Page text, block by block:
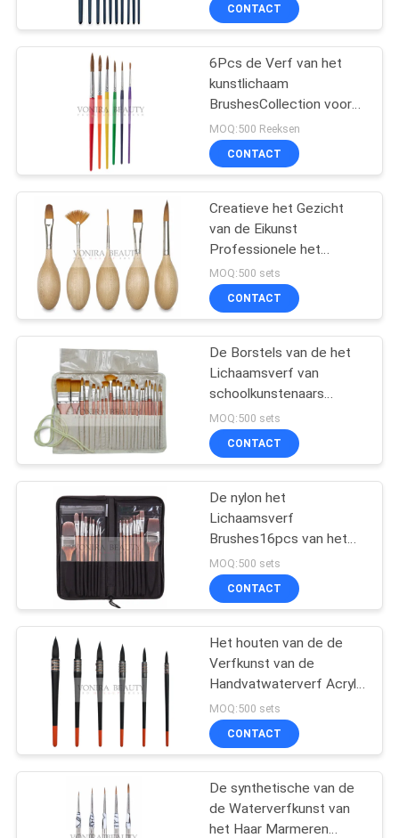
SITEMAP
PRIVACY
de privé borstels
van de etiketmake-
up
De natuurlijke
Borstels van de
Haarmake-up
synthetische make-
upborstels
89
De professionele
Reeks van de Make-
upborstel
ogen zien
CONTACT
6Pcs de Verf van het
kunstlichaam
BrushesCollection voor
School het Schilderen
met Natuurlijk Dierlijk
Haar
MOQ:500 Reeksen
CONTACT
Creatieve het Gezicht
van de Eikunst
Professionele het
Schilderen Borstels met
het Hoogwaardige Haar
van Veganisttaklon
MOQ:500 sets
CONTACT
De Borstels van de het
Lichaamsverf van
schoolkunstenaars
Geplaatst Houten
Waterverfborstels die
met Potloodgeval
MOQ:500 sets
CONTACT
De nylon het
Lichaamsverf
Brushes16pcs van het
Haar Houten Handvat
plaatste Hoog - kwaliteit
het Schilderen
MOQ:500 sets
CONTACT
Het houten van de de
Verfkunst van de
Handvatwaterverf Acryl
van de de Borstels
Hoogste Klasse Haar van
de de Kwaliteitseekhoorn
MOQ:500 sets
CONTACT
De synthetische van de
de Waterverfkunst van
het Haar Marmeren